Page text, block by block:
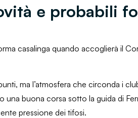
e probabili
casalinga quando accoglierà il
ma l’atmosfera che circonda i
buona corsa sotto la guida di
pressione dei tifosi.